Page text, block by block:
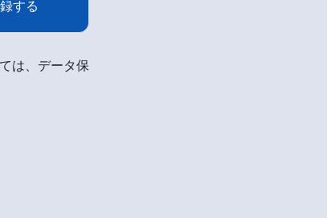
する
は、データ保